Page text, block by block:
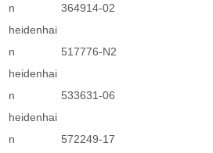
n
364914-02
heidenhai
n
517776-N2
heidenhai
n
533631-06
heidenhai
n
572249-17